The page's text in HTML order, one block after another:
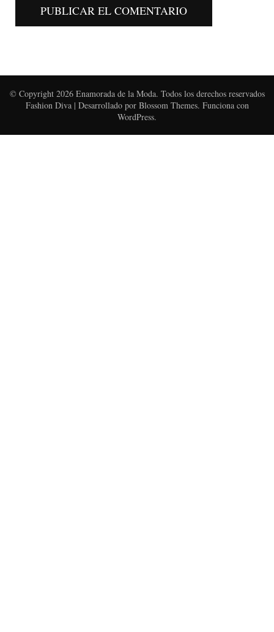
© Copyright 2026 Enamorada de la Moda. Todos los derechos reservados
Fashion Diva | Desarrollado por Blossom Themes. Funciona con
WordPress.